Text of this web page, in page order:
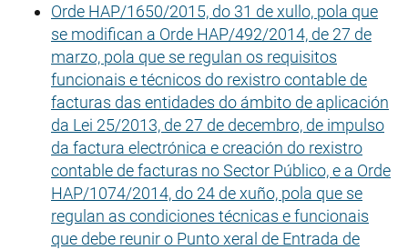
Orde HAP/1650/2015, do 31 de xullo, pola que
se modifican a Orde HAP/492/2014, de 27 de
marzo, pola que se regulan os requisitos
funcionais e técnicos do rexistro contable de
facturas das entidades do ámbito de aplicación
da Lei 25/2013, de 27 de decembro, de impulso
da factura electrónica e creación do rexistro
contable de facturas no Sector Público, e a Orde
HAP/1074/2014, do 24 de xuño, pola que se
regulan as condiciones técnicas e funcionais
que debe reunir o Punto xeral de Entrada de